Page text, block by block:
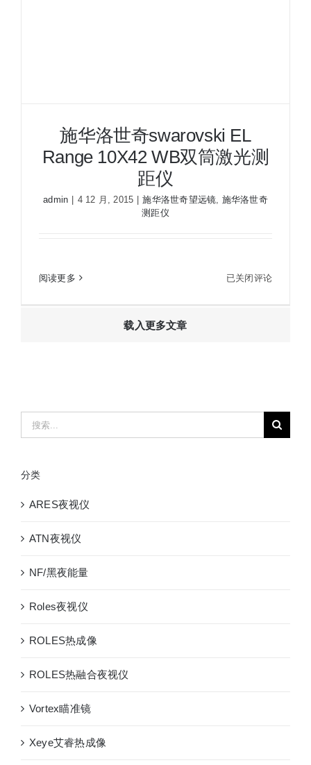
施华洛世奇swarovski EL
Range 10X42 WB双筒激光测
距仪
admin | 4 12 月, 2015 | 施华洛世奇望远镜 施华洛世奇
测距仪
阅读更多
施
10X42
已关闭评论
载入更多文章
索：
分类
ARES夜视仪
ATN夜视仪
NF/黑夜能量
Roles夜视仪
ROLES热成像
ROLES热融合夜视仪
Vortex瞄准镜
Xeye艾睿热成像